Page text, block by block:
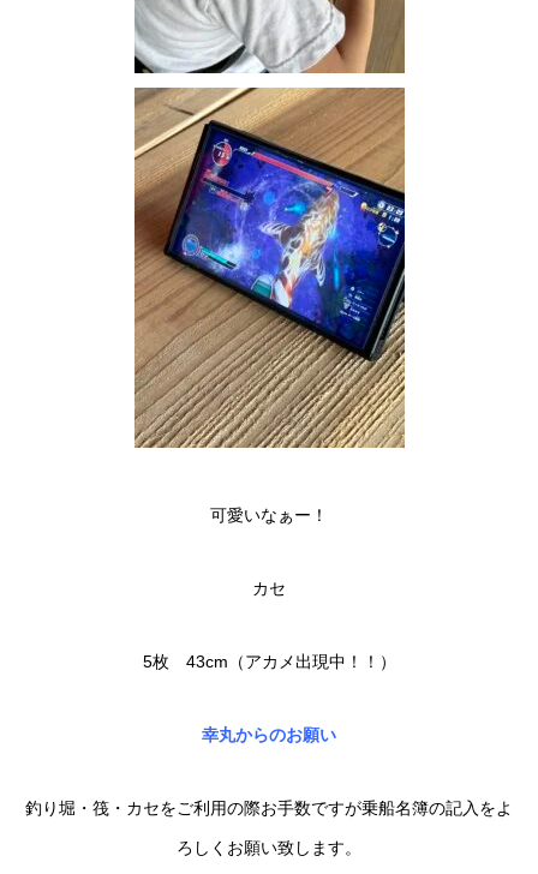
可愛いなぁー！
カセ
5枚 43cm（アカメ出現中！！）
幸丸からのお願い
釣り堀・筏・カセをご利用の際お手数ですが乗船名簿の記入をよ
ろしくお願い致します。